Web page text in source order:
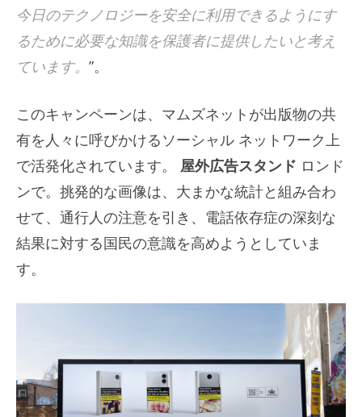
今日のテクノロジーを安全に利用できるようにす
るために必要な知識を保護者に提供したいと考え
ています。 ”。
このキャンペーンは、マムズネットが出版物の共
有を人々に呼びかけるソーシャル ネットワーク上
で活発化されています。 屋外広告スタンド ロンド
ンで。挑発的な画像は、大まかな統計と組み合わ
せて、通行人の注意を引き、電話依存症の深刻な
結果に対する国民の意識を高めようとしていま
す。